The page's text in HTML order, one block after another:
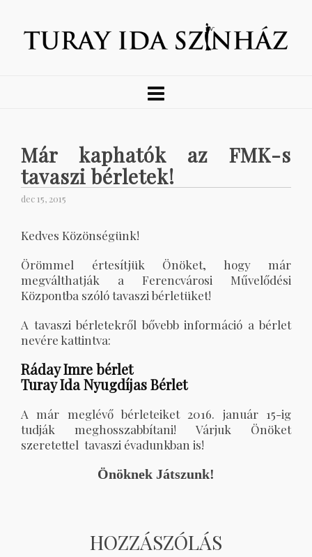
Már kaphatók az FMK-s
tavaszi bérletek!
dec 15, 2015
Kedves Közönségünk!
Örömmel értesítjük Önöket, hogy már
megválthatják a Ferencvárosi Művelődési
Központba szóló tavaszi bérletüket!
A tavaszi bérletekről bővebb információ a bérlet
nevére kattintva:
Ráday Imre bérlet
Turay Ida Nyugdíjas Bérlet
A már meglévő bérleteiket 2016. január 15-ig
tudják meghosszabbítani! Várjuk Önöket
szeretettel tavaszi évadunkban is!
Önöknek Játszunk!
HOZZÁSZÓLÁS